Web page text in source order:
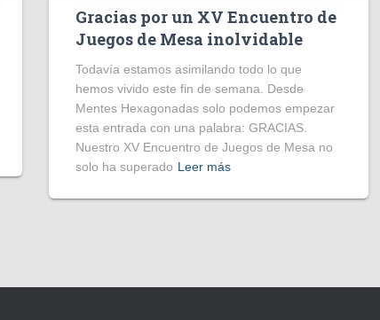
Gracias por un XV Encuentro de
Juegos de Mesa inolvidable
Todavía estamos asimilando todo lo que
hemos vivido este fin de semana. Desde
Mentes Hexagonadas solo podemos empezar
esta entrada con una palabra: GRACIAS.
Nuestro XV Encuentro de Juegos de Mesa no
solo ha superado Leer más